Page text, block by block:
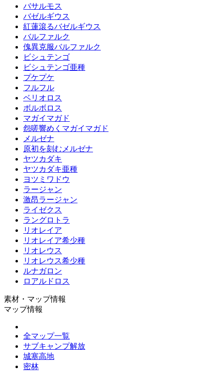
バサルモス
バゼルギウス
紅蓮滾るバゼルギウス
バルファルク
傀異克服バルファルク
ビシュテンゴ
ビシュテンゴ亜種
プケプケ
フルフル
ベリオロス
ボルボロス
マガイマガド
怨嗟響めくマガイマガド
メルゼナ
原初を刻むメルゼナ
ヤツカダキ
ヤツカダキ亜種
ヨツミワドウ
ラージャン
激昂ラージャン
ライゼクス
ラングロトラ
リオレイア
リオレイア希少種
リオレウス
リオレウス希少種
ルナガロン
ロアルドロス
素材・マップ情報
マップ情報
全マップ一覧
サブキャンプ解放
城塞高地
密林